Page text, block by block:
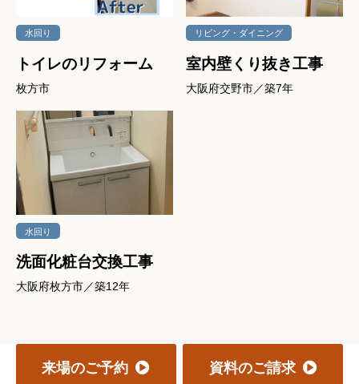
水回り
トイレのリフォーム
枚方市
リビング・ダイニング
室内壁くり抜き工事
大阪府交野市／築7年
水回り
洗面化粧台交換工事
大阪府枚方市／築12年
来場のご予約 資料のご請求